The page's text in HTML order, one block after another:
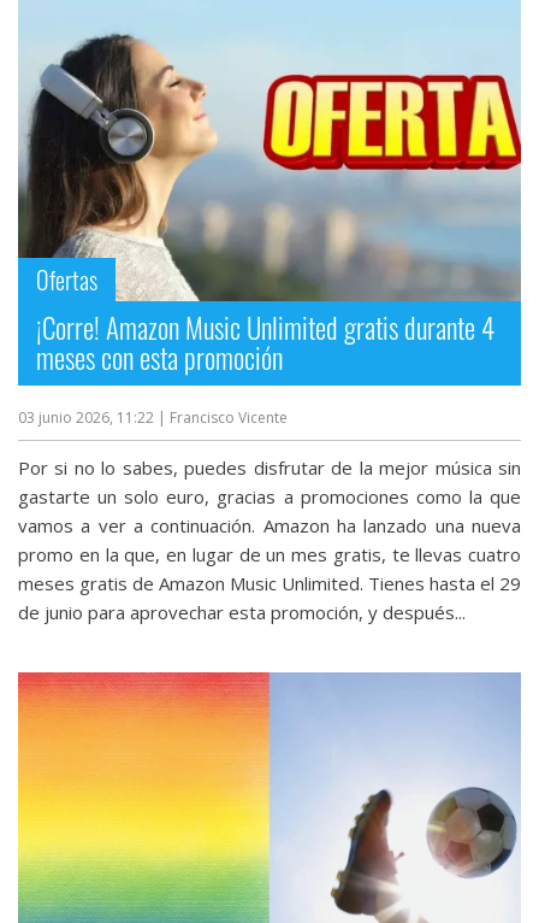
Ofertas
¡Corre! Amazon Music Unlimited gratis durante 4
meses con esta promoción
03 junio 2026, 11:22 | Francisco Vicente
Por si no lo sabes, puedes disfrutar de la mejor música sin
gastarte un solo euro, gracias a promociones como la que
vamos a ver a continuación. Amazon ha lanzado una nueva
promo en la que, en lugar de un mes gratis, te llevas cuatro
meses gratis de Amazon Music Unlimited. Tienes hasta el 29
de junio para aprovechar esta promoción, y después...